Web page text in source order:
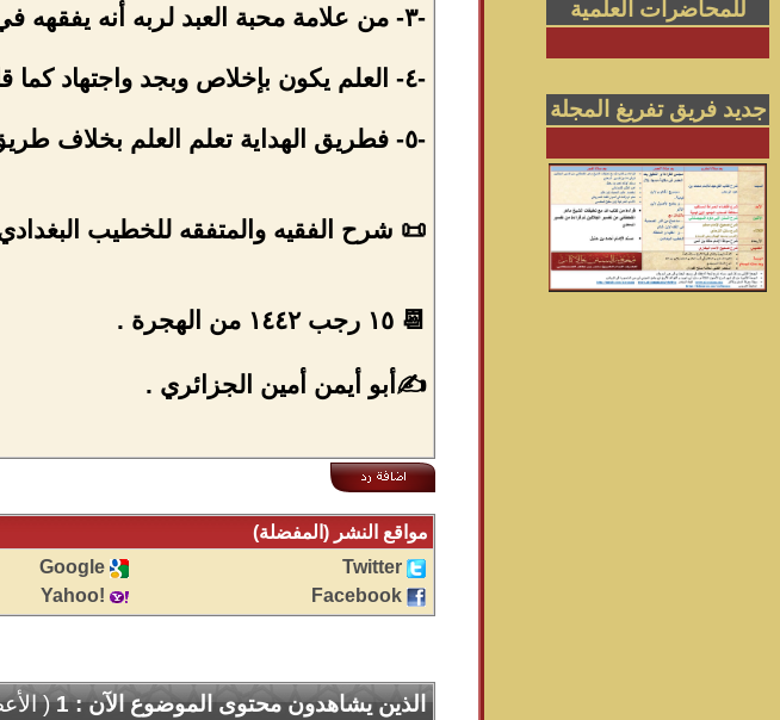
للمحاضرات العلمية
جديد فريق تفريغ المجلة
-٣- من علامة محبة العبد لربه أنه يفقهه في الدين ، فالشرود عن التفقه في الدين علامة شر في العبد .
-٤- العلم يكون بإخلاص وبجد واجتهاد كما قال تعالى " يا يحيى خذ الكتاب بقوة " فهل عملنا بهذه الآية .
-٥- فطريق الهداية تعلم العلم بخلاف طريق الغواية كطريقة أهل التصوف و الخوارج والإخوان وأضرابهم .
📜 شرح الفقيه والمتفقه للخطيب
📆 ١٥ رجب ١٤٤٢ من الهجرة .
✍أبو أيمن أمين الجزائري .
مواقع النشر (المفضلة)
Twitter
Google
Facebook
!Yahoo
الذين يشاهدون محتوى الموضوع الآن : 1 ( الأعضاء 0